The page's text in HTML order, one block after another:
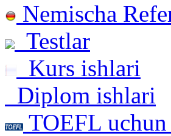
Nemischa
Testlar
Kurs ishlari
Diplom ishlari
TOEFL